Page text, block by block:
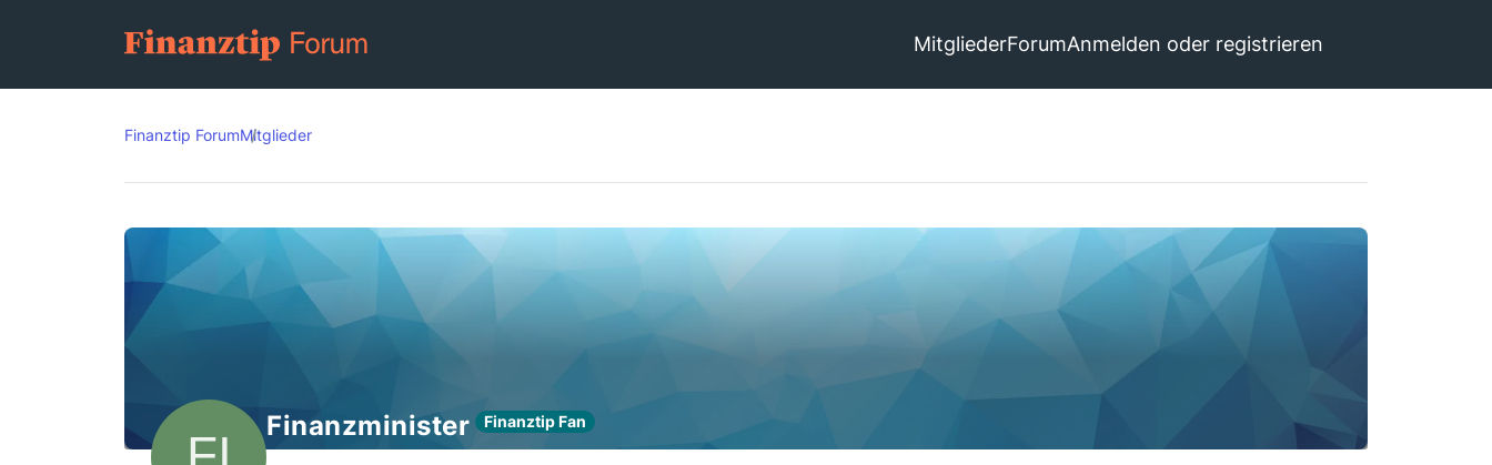
MitgliederForumAnmelden oder registrieren
Finanztip ForumMitglieder
Finanzminister Finanztip Fan